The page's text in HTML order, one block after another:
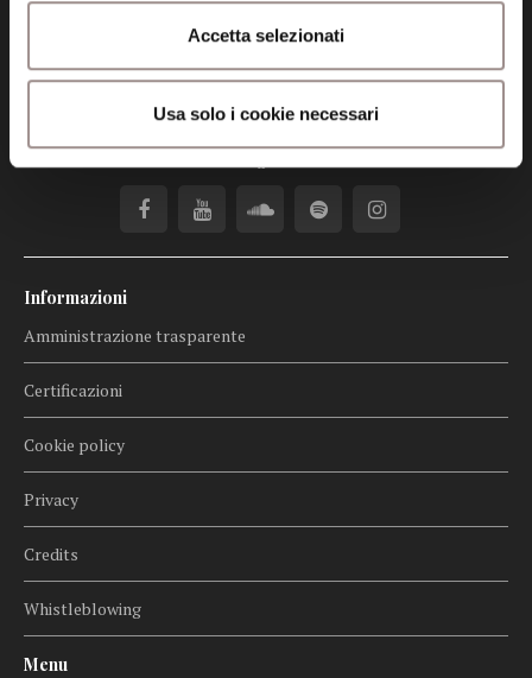
Accetta selezionati
Usa solo i cookie necessari
Posta certificata (PEC)
fondazionecollegiosancarlo@legalmail.it
Informazioni
Amministrazione trasparente
Certificazioni
Cookie policy
Privacy
Credits
Whistleblowing
Menu